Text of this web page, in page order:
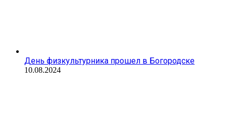
День физкультурника прошел в Богородске
10.08.2024